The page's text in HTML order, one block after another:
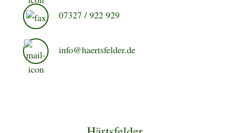
07327 / 922 929
info@haertsfelder.de